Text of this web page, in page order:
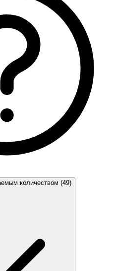
количеством (49)